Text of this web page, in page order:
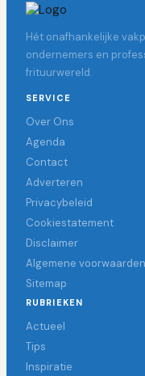
Hét onafhankelijke
ondernemers en
frituurwereld.
SERVICE
Over Ons
Agenda
Contact
Adverteren
Privacybeleid
Cookiestatement
Disclaimer
Algemene voorwaarden
Sitemap
RUBRIEKEN
Actueel
Tips
Inspiratie